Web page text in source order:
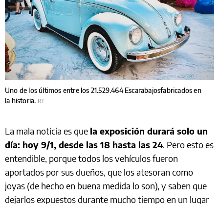
Uno de los últimos entre los 21.529.464 Escarabajosfabricados en
la historia. RT
La mala noticia es que la exposición durará solo un
día: hoy 9/1, desde las 18 hasta las 24. Pero esto es
entendible, porque todos los vehículos fueron
aportados por sus dueños, que los atesoran como
joyas (de hecho en buena medida lo son), y saben que
dejarlos expuestos durante mucho tiempo en un lugar